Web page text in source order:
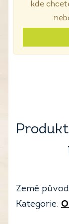
kde
Země
Kategorie: